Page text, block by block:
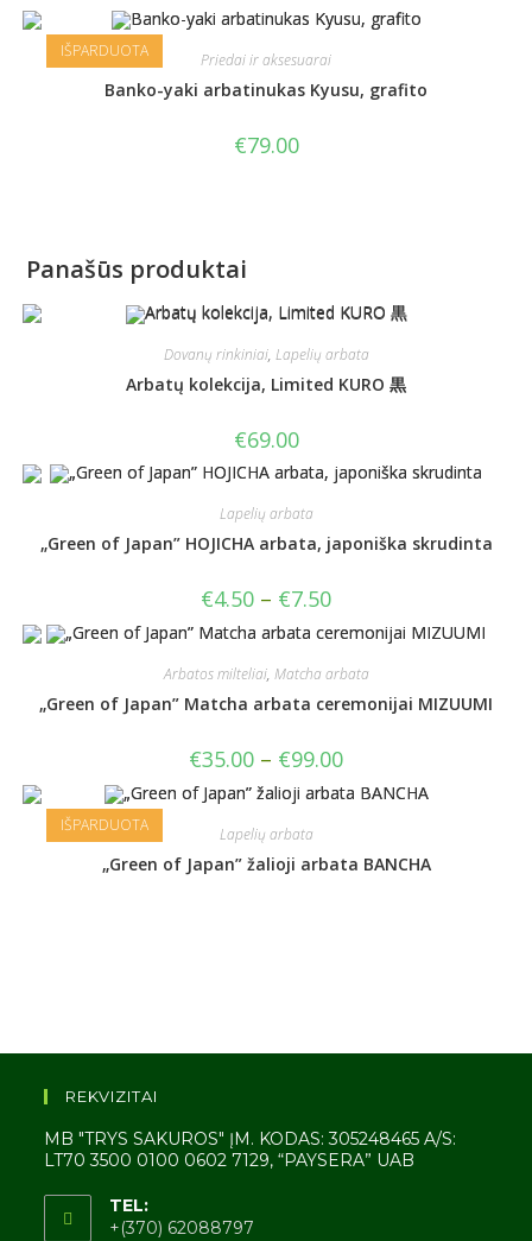
IŠPARDUOTA Priedai ir aksesuarai
Banko-yaki arbatinukas Kyusu, grafito
€79.00
Panašūs produktai
Dovanų rinkiniai, Lapelių arbata
Arbatų kolekcija, Limited KURO 黒
€69.00
Lapelių arbata
„Green of Japan” HOJICHA arbata, japoniška skrudinta
€4.50 – €7.50
Arbatos milteliai, Matcha arbata
„Green of Japan” Matcha arbata ceremonijai MIZUUMI
€35.00 – €99.00
IŠPARDUOTA Lapelių arbata
„Green of Japan” žalioji arbata BANCHA
REKVIZITAI
MB "TRYS SAKUROS" ĮM. KODAS: 305248465 A/S:
LT70 3500 0100 0602 7129, “PAYSERA” UAB
TEL:
+(370) 62088797